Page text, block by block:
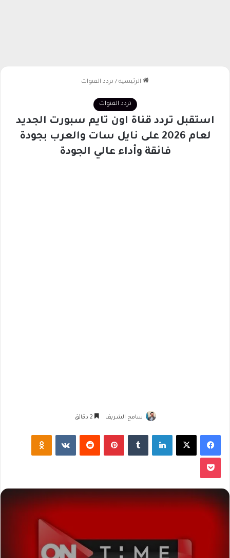
الرئيسية / تردد القنوات
تردد القنوات
استقبل تردد قناة اون تايم سبورت الجديد
لعام 2026 على نايل سات والعرب بجودة
فائقة وأداء عالي الجودة
سامح الشريف
فيسبوك لينكدإن بينتيريست